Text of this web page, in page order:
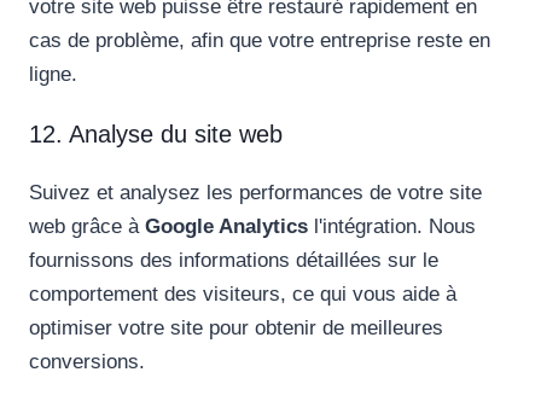
votre site web puisse être restauré rapidement en
cas de problème, afin que votre entreprise reste en
ligne.
12. Analyse du site web
Suivez et analysez les performances de votre site
web grâce à Google Analytics l'intégration. Nous
fournissons des informations détaillées sur le
comportement des visiteurs, ce qui vous aide à
optimiser votre site pour obtenir de meilleures
conversions.